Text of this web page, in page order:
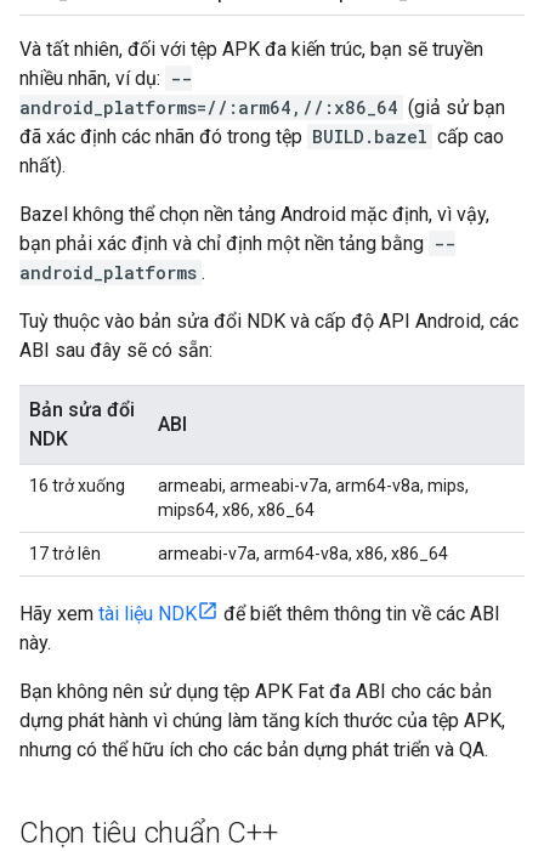
Và tất nhiên, đối với tệp APK đa kiến trúc, bạn sẽ truyền
nhiều nhãn, ví dụ: --
android_platforms=//:arm64,//:x86_64 (giả sử bạn
đã xác định các nhãn đó trong tệp BUILD.bazel cấp cao
nhất).
Bazel không thể chọn nền tảng Android mặc định, vì vậy,
bạn phải xác định và chỉ định một nền tảng bằng --
android_platforms .
Tuỳ thuộc vào bản sửa đổi NDK và cấp độ API Android, các
ABI sau đây sẽ có sẵn:
Bản sửa đổi
NDK
ABI
16 trở xuống
armeabi, armeabi-v7a, arm64-v8a, mips,
mips64, x86, x86_64
17 trở lên armeabi-v7a, arm64-v8a, x86, x86_64
Hãy xem tài liệu NDK
để biết thêm thông tin về các ABI
này.
Bạn không nên sử dụng tệp APK Fat đa ABI cho các bản
dựng phát hành vì chúng làm tăng kích thước của tệp APK,
nhưng có thể hữu ích cho các bản dựng phát triển và QA.
Chọn tiêu chuẩn C++